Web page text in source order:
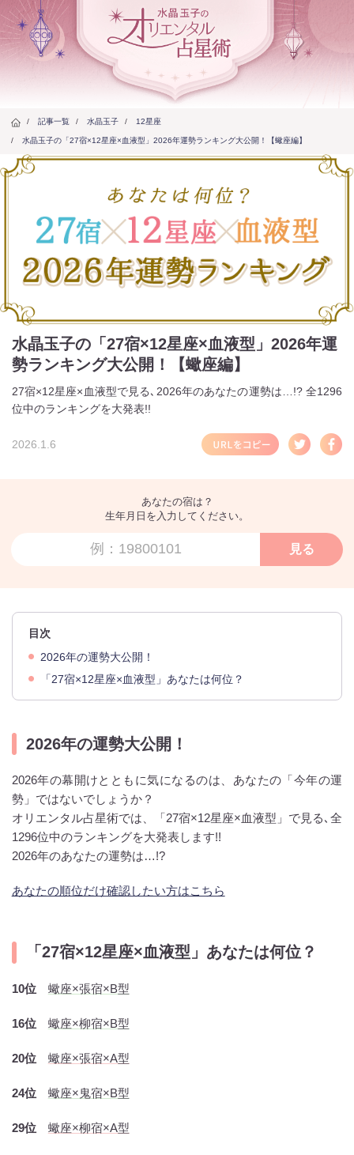
/ 記事一覧 / 水晶玉子 / 12星座
/ 水晶玉子の「27宿×12星座×血液型」2026年運勢ランキング大公開！【蠍座編】
水晶玉子の「27宿×12星座×血液型」2026年運
勢ランキング大公開！【蠍座編】
27宿×12星座×血液型で見る､2026年のあなたの運勢は…!? 全1296
位中のランキングを大発表!!
2026.1.6
あなたの宿は？
生年月日を入力してください。
見る
目次
2026年の運勢大公開！
「27宿×12星座×血液型」あなたは何位？
2026年の運勢大公開！
2026年の幕開けとともに気になるのは、あなたの「今年の運
勢」ではないでしょうか？
オリエンタル占星術では、「27宿×12星座×血液型」で見る､全
1296位中のランキングを大発表します!!
2026年のあなたの運勢は…!?
あなたの順位だけ確認したい方はこちら
「27宿×12星座×血液型」あなたは何位？
10位 蠍座×張宿×B型
16位 蠍座×柳宿×B型
20位 蠍座×張宿×A型
24位 蠍座×鬼宿×B型
29位 蠍座×柳宿×A型